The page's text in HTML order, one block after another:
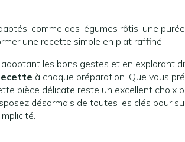
comme des légumes rôtis, une
une recette simple en plat raffiné.
les bons gestes et en explorant
à chaque préparation. Que vous
pièce délicate reste un excellent choix
désormais de toutes les clés pour